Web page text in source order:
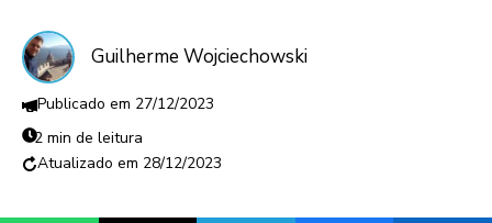
Guilherme Wojciechowski
27/12/2023
2 min de leitura
28/12/2023